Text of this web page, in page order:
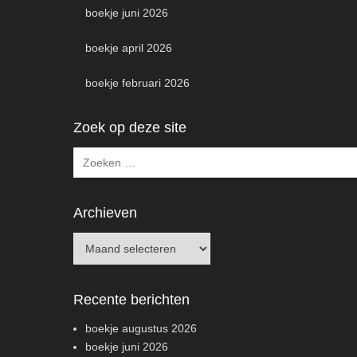
boekje juni 2026
boekje april 2026
boekje februari 2026
Zoek op deze site
Zoeken
Archieven
Recente berichten
boekje augustus 2026
boekje juni 2026